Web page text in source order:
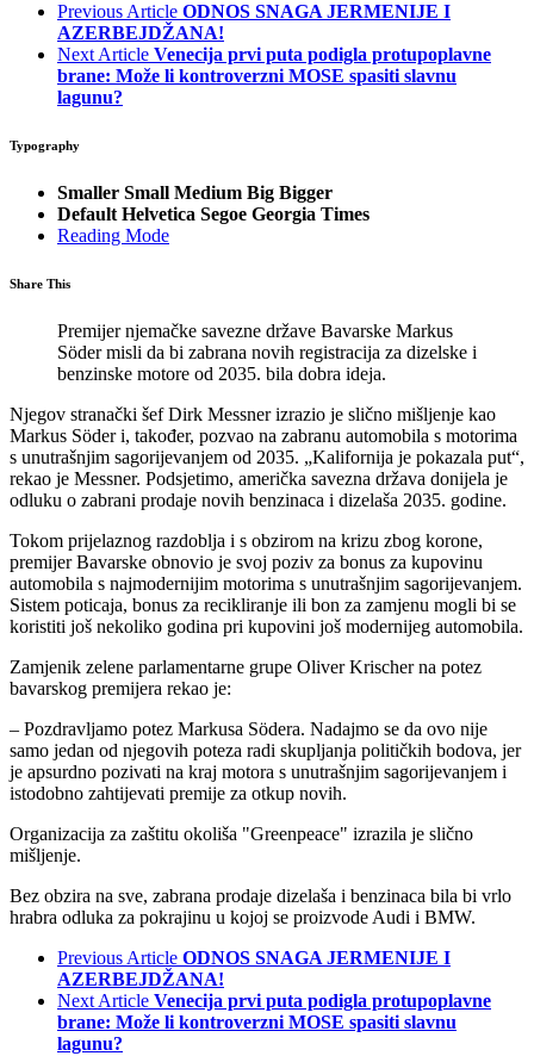
Previous Article ODNOS SNAGA JERMENIJE I
AZERBEJDŽANA!
Next Article Venecija prvi puta podigla protupoplavne
brane: Može li kontroverzni MOSE spasiti slavnu
lagunu?
Typography
Smaller Small Medium Big Bigger
Default Helvetica Segoe Georgia Times
Reading Mode
Share This
Premijer njemačke savezne države Bavarske Markus
Söder misli da bi zabrana novih registracija za dizelske i
benzinske motore od 2035. bila dobra ideja.
Njegov stranački šef Dirk Messner izrazio je slično mišljenje kao
Markus Söder i, također, pozvao na zabranu automobila s motorima
s unutrašnjim sagorijevanjem od 2035. „Kalifornija je pokazala put“,
rekao je Messner. Podsjetimo, američka savezna država donijela je
odluku o zabrani prodaje novih benzinaca i dizelaša 2035. godine.
Tokom prijelaznog razdoblja i s obzirom na krizu zbog korone,
premijer Bavarske obnovio je svoj poziv za bonus za kupovinu
automobila s najmodernijim motorima s unutrašnjim sagorijevanjem.
Sistem poticaja, bonus za recikliranje ili bon za zamjenu mogli bi se
koristiti još nekoliko godina pri kupovini još modernijeg automobila.
Zamjenik zelene parlamentarne grupe Oliver Krischer na potez
bavarskog premijera rekao je:
– Pozdravljamo potez Markusa Södera. Nadajmo se da ovo nije
samo jedan od njegovih poteza radi skupljanja političkih bodova, jer
je apsurdno pozivati na kraj motora s unutrašnjim sagorijevanjem i
istodobno zahtijevati premije za otkup novih.
Organizacija za zaštitu okoliša "Greenpeace" izrazila je slično
mišljenje.
Bez obzira na sve, zabrana prodaje dizelaša i benzinaca bila bi vrlo
hrabra odluka za pokrajinu u kojoj se proizvode Audi i BMW.
Previous Article ODNOS SNAGA JERMENIJE I
AZERBEJDŽANA!
Next Article Venecija prvi puta podigla protupoplavne
brane: Može li kontroverzni MOSE spasiti slavnu
lagunu?